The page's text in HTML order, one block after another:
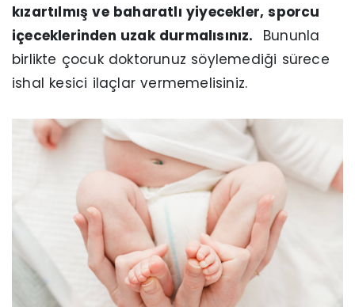
kızartılmış ve baharatlı yiyecekler, sporcu
içeceklerinden uzak durmalısınız. Bununla
birlikte çocuk doktorunuz söylemediği sürece
ishal kesici ilaçlar vermemelisiniz.